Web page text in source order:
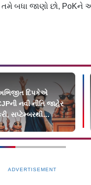
તમે બધા જાણો છો,
દિપકેએ
નવી નીતિ જાહેર
સપ્ટેમ્બરથી
થશે શરૂ
ADVERTISEMENT